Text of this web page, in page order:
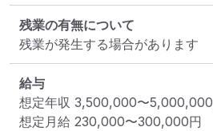
残業の有無について
残業が発生する場合があります
給与
想定年収 3,500,000〜5,000,000
想定月給 230,000〜300,000円